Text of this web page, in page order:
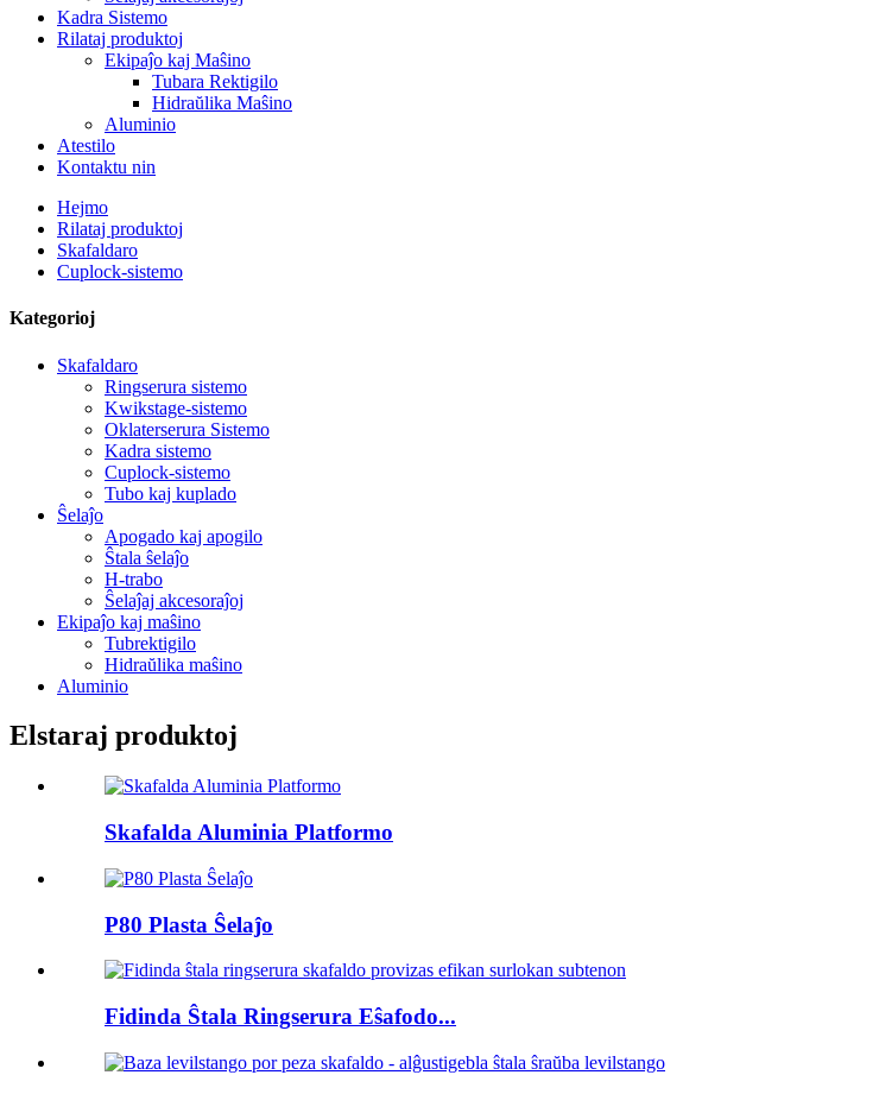
Kadra Sistemo
Rilataj produktoj
Ekipaĵo kaj Maŝino
Tubara Rektigilo
Hidraŭlika Maŝino
Aluminio
Atestilo
Kontaktu nin
Hejmo
Rilataj produktoj
Skafaldaro
Cuplock-sistemo
Kategorioj
Skafaldaro
Ringserura sistemo
Kwikstage-sistemo
Oklaterserura Sistemo
Kadra sistemo
Cuplock-sistemo
Tubo kaj kuplado
Ŝelaĵo
Apogado kaj apogilo
Ŝtala ŝelaĵo
H-trabo
Ŝelaĵaj akcesoraĵoj
Ekipaĵo kaj maŝino
Tubrektigilo
Hidraŭlika maŝino
Aluminio
Elstaraj produktoj
Skafalda Aluminia Platformo
P80 Plasta Ŝelaĵo
Fidinda Ŝtala Ringserura Eŝafodo...